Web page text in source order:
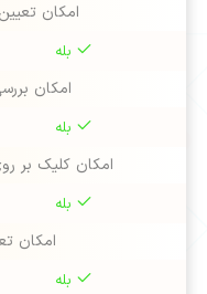
امکان
بله
امکان بررسی
بله
امکان کلیک بر
بله
امکان
بله